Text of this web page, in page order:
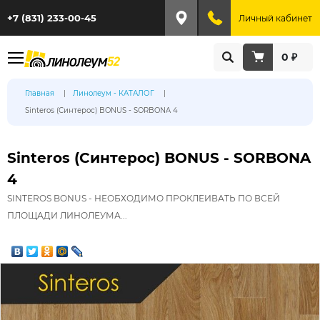
+7 (831) 233-00-45 Личный кабинет
0 ₽
Главная
Линолеум - КАТАЛОГ
Sinteros (Синтерос) BONUS - SORBONA 4
Sinteros (Синтерос) BONUS - SORBONA
4
SINTEROS BONUS - НЕОБХОДИМО ПРОКЛЕИВАТЬ ПО ВСЕЙ
ПЛОЩАДИ ЛИНОЛЕУМА...